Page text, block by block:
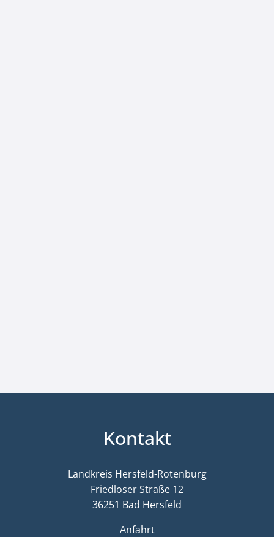
Kontakt
Landkreis Hersfeld-Rotenburg
Friedloser Straße 12
36251 Bad Hersfeld
Anfahrt